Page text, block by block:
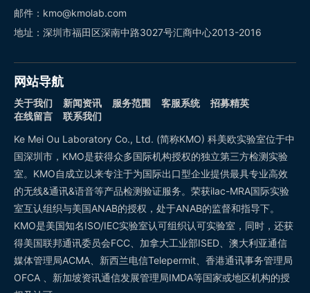
邮件：kmo@kmolab.com
地址：深圳市福田区深南中路3027号汇商中心2013-2016
网站导航
关于我们 新闻资讯 服务范围 客服系统
招募精英
在线留言
联系我们
Ke Mei Ou Laboratory Co., Ltd. (简称KMO) 科美欧实验室位于中
国深圳市，KMO是获得众多国际机构授权的独立第三方检测实验
室。KMO自成立以来专注于为国际出口型企业提供最具专业高效
的无线&通讯&语音等产品检测验证服务。荣获ilac-MRA国际实验
室互认组织与美国ANAB的授权，处于ANAB的监督和指导下。
KMO是美国知名ISO/IEC实验室认可组织认可实验室，同时，还获
得美国联邦通讯委员会FCC、加拿大工业部ISED、澳大利亚通信
媒体管理局ACMA、新西兰电信Telepermit、香港通讯事务管理局
OFCA 、新加坡资讯通信发展管理局IMDA等国家或地区机构的授